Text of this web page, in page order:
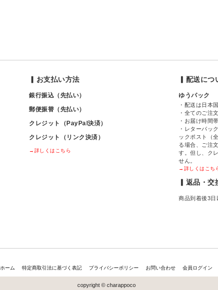
▎お支払い方法
銀行振込（先払い）
郵便振替（先払い）
クレジット（PayPal決済）
クレジット（リンク決済）
→詳しくはこちら
▎配送につ
ゆうパック
・配送は日本
・全てのご注
・お届け時間
・レターパッ
ックポスト（
る場合、ご注
す。但し、ク
せん。
→詳しくはこち
▎返品・交
商品到着後3日
ホーム 特定商取引法に基づく表記 プライバシーポリシー お問い合わせ 会員ログイン
copyright © charappoco